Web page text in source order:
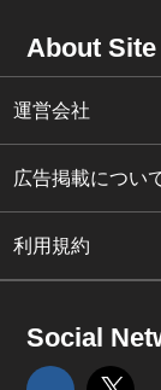
About Site
運営会社
広告掲載につい
利用規約
Social